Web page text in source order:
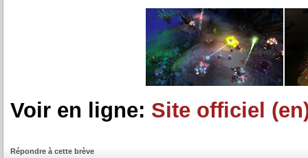
Voir en ligne: Site officiel
Répondre à cette brève